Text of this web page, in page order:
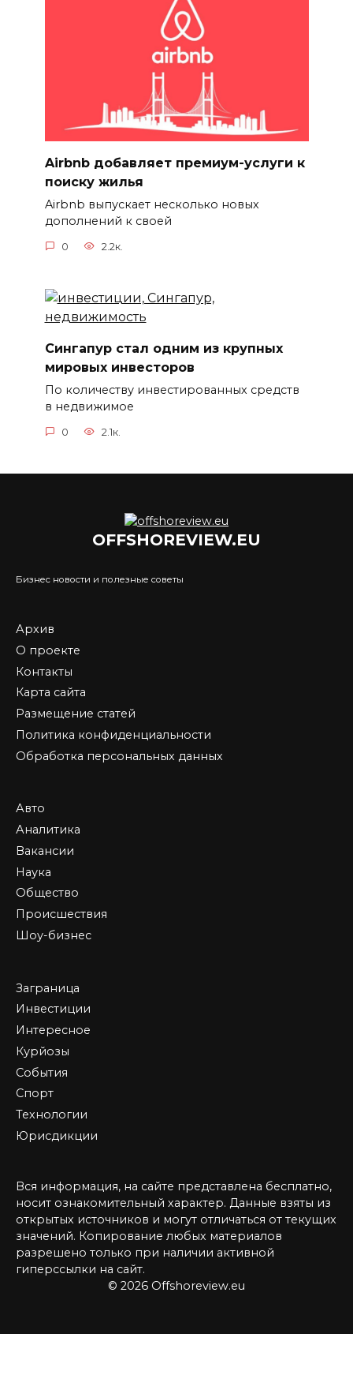
Airbnb добавляет премиум-услуги к
поиску жилья
Airbnb выпускает несколько новых
дополнений к своей
0 2.2к.
Сингапур стал одним из крупных
мировых инвесторов
По количеству инвестированных средств
в недвижимое
0 2.1к.
OFFSHOREVIEW.EU
Бизнес новости и полезные советы
Архив
О проекте
Контакты
Карта сайта
Размещение статей
Политика конфиденциальности
Обработка персональных данных
Авто
Аналитика
Вакансии
Наука
Общество
Происшествия
Шоу-бизнес
Заграница
Инвестиции
Интересное
Курйозы
События
Спорт
Технологии
Юрисдикции
Вся информация, на сайте представлена бесплатно,
носит ознакомительный характер. Данные взяты из
открытых источников и могут отличаться от текущих
значений. Копирование любых материалов
разрешено только при наличии активной
гиперссылки на сайт.
© 2026 Offshoreview.eu